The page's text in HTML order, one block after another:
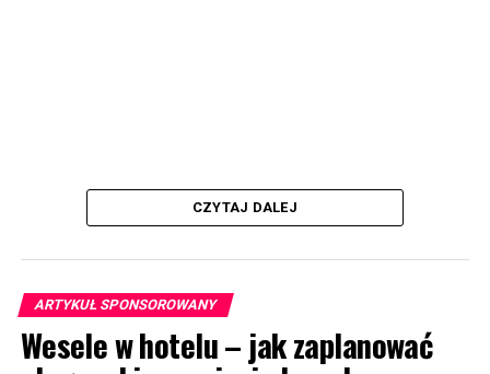
CZYTAJ DALEJ
ARTYKUŁ SPONSOROWANY
Wesele w hotelu – jak zaplanować